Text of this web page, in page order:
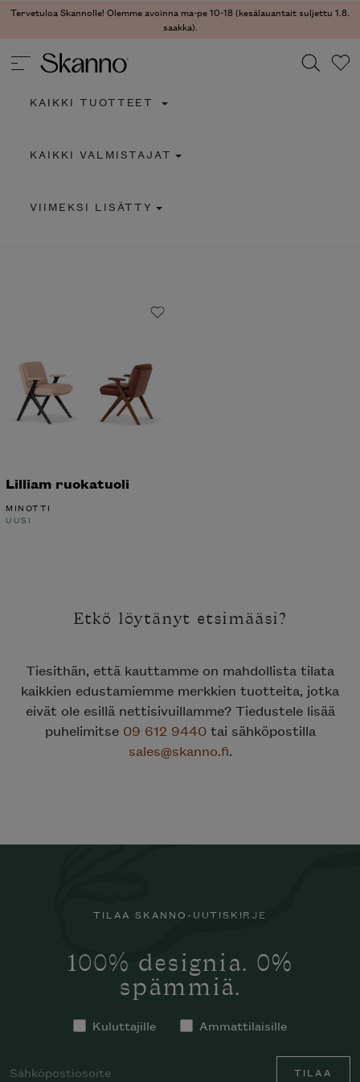
Tervetuloa Skannolle! Olemme avoinna ma-pe 10-18 (kesälauantait suljettu
1.8. saakka).
Type 2 or more characters for results.
KAIKKI TUOTTEET
KAIKKI VALMISTAJAT
VIIMEKSI LISÄTTY
Lilliam ruokatuoli
UUSI
Etkö löytänyt etsimääsi?
Tiesithän, että kauttamme on mahdollista tilata
kaikkien edustamiemme merkkien tuotteita, jotka
eivät ole esillä nettisivuillamme? Tiedustele lisää
puhelimitse
09 612 9440tai sähköpostilla
sales@skanno.fi .
TILAA SKANNO-UUTISKIRJE
100% designia. 0%
spämmiä.
Kuluttajille Ammattilaisille
TILAA